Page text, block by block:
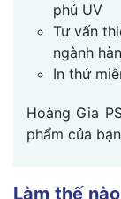
phủ UV
Tư vấn
ngành
In thử
Hoàng Gia
phẩm của
Làm thế